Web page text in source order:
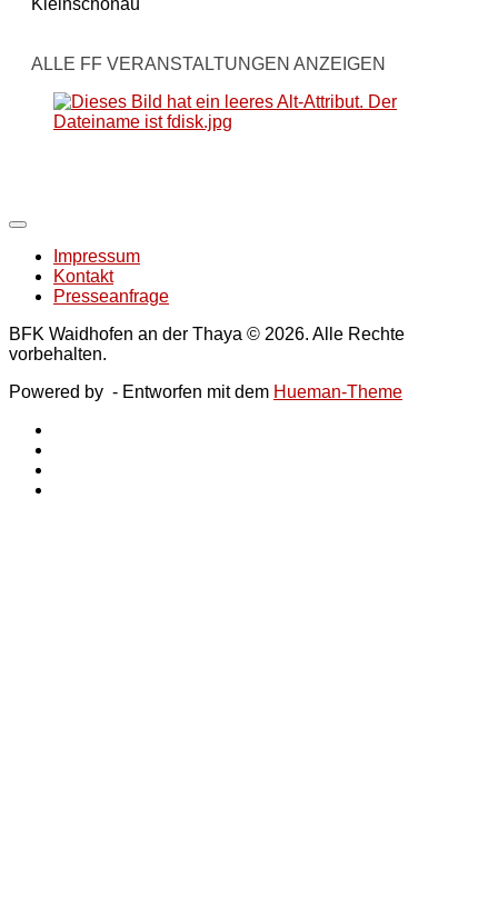
Kleinschönau
ALLE FF VERANSTALTUNGEN ANZEIGEN
Impressum
Kontakt
Presseanfrage
BFK Waidhofen an der Thaya © 2026. Alle Rechte
vorbehalten.
Powered by - Entworfen mit dem Hueman-Theme